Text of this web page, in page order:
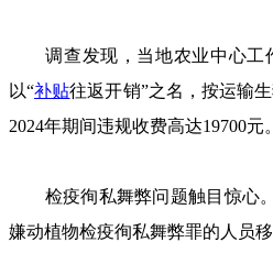
调查发现，当地农业中心工
以“补贴往返开销”之名，按运输
2024年期间违规收费高达19700元。
检疫徇私舞弊问题触目惊心
嫌动植物检疫徇私舞弊罪的人员